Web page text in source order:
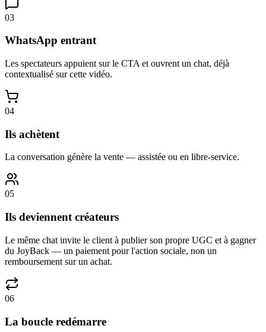
03
WhatsApp entrant
Les spectateurs appuient sur le CTA et ouvrent un chat, déjà
contextualisé sur cette vidéo.
04
Ils achètent
La conversation génère la vente — assistée ou en libre-service.
05
Ils deviennent créateurs
Le même chat invite le client à publier son propre UGC et à gagner
du JoyBack — un paiement pour l'action sociale, non un
remboursement sur un achat.
06
La boucle redémarre